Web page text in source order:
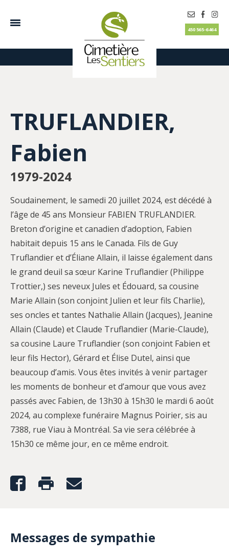
450 565-6464
TRUFLANDIER,
Fabien
1979-2024
Soudainement, le samedi 20 juillet 2024, est décédé à
l’âge de 45 ans Monsieur FABIEN TRUFLANDIER.
Breton d’origine et canadien d’adoption, Fabien
habitait depuis 15 ans le Canada. Fils de Guy
Truflandier et d’Éliane Allain, il laisse également dans
le grand deuil sa sœur Karine Truflandier (Philippe
Trottier,) ses neveux Jules et Édouard, sa cousine
Marie Allain (son conjoint Julien et leur fils Charlie),
ses oncles et tantes Nathalie Allain (Jacques), Jeanine
Allain (Claude) et Claude Truflandier (Marie-Claude),
sa cousine Laure Truflandier (son conjoint Fabien et
leur fils Hector), Gérard et Élise Dutel, ainsi que
beaucoup d’amis. Vous êtes invités à venir partager
les moments de bonheur et d’amour que vous avez
passés avec Fabien, de 13h30 à 15h30 le mardi 6 août
2024, au complexe funéraire Magnus Poirier, sis au
7388, rue Viau à Montréal. Sa vie sera célébrée à
15h30 ce même jour, en ce même endroit.
Messages de sympathie